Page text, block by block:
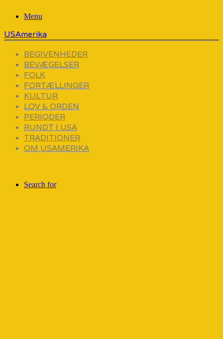
Menu
USAmerika
BEGIVENHEDER
BEVÆGELSER
FOLK
FORTÆLLINGER
KULTUR
LOV & ORDEN
PERIODER
RUNDT I USA
TRADITIONER
OM USAMERIKA
Search for